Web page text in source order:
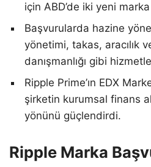
için ABD’de iki yeni
Başvurularda hazine
yönetimi, takas, aracılık
danışmanlığı gibi
Ripple Prime’ın EDX
şirketin kurumsal finans
yönünü güçlendirdi.
Ripple Marka